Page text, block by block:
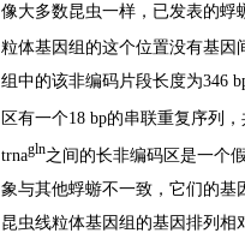
像大多数昆虫一样，已发表的蜉
粒体基因组的这个位置没有基因
组中的该非编码片段长度为346
区有一个18 bp的串联重复序列
trnagln之间的长非编码区是一个
象与其他蜉蝣不一致，它们的基
昆虫线粒体基因组的基因排列相